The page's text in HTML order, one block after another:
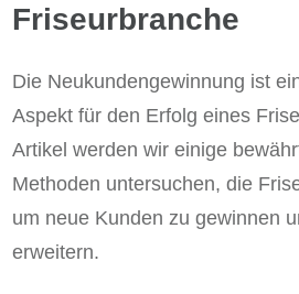
Friseurbranche
Die Neukundengewinnung ist
Aspekt für den Erfolg eines
Artikel werden wir einige
Methoden untersuchen, die
um neue Kunden zu gewinnen
erweitern.